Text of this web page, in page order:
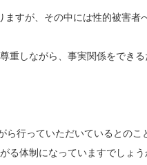
すが、その中には性的被害
しながら、事実関係をでき
行っていただいているとのこ
体制になっていますでしょ